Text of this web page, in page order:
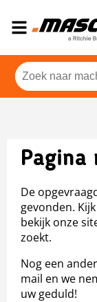
Pagina
De
gevonden.
bekijk onze
zoekt.
Nog een
mail en we
uw geduld!